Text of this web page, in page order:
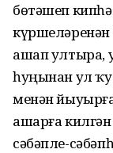
бөтәшеп
ашап ултыра,
һуңынан ул
менән
ашарға
сәбәпле-